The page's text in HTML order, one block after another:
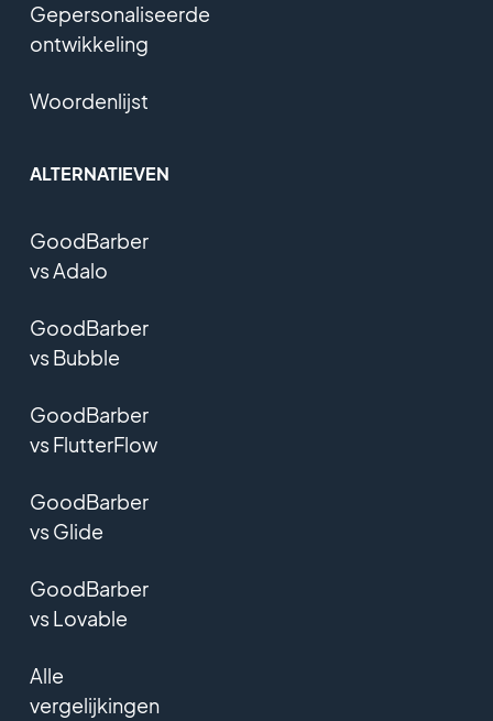
Gepersonaliseerde
ontwikkeling
Woordenlijst
ALTERNATIEVEN
GoodBarber
vs Adalo
GoodBarber
vs Bubble
GoodBarber
vs FlutterFlow
GoodBarber
vs Glide
GoodBarber
vs Lovable
Alle
vergelijkingen